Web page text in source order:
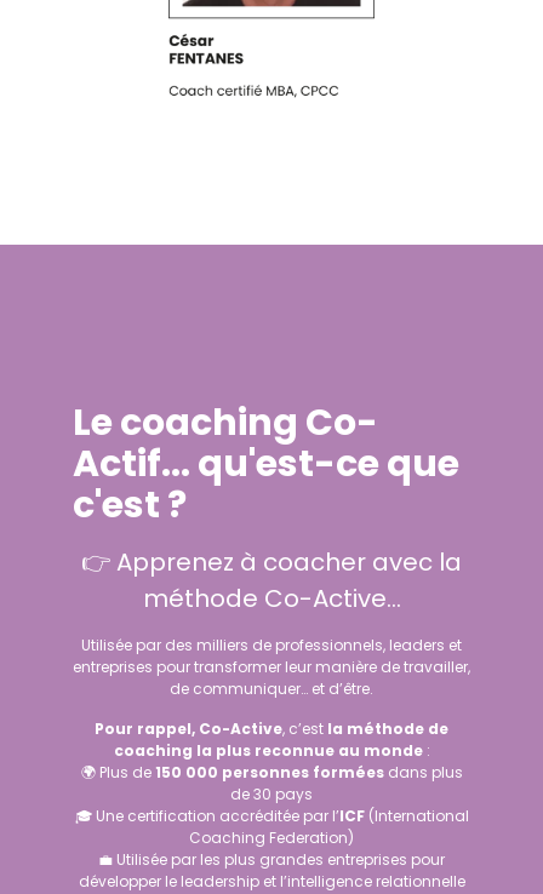
Le coaching Co-
Actif... qu'est-ce que
c'est ?
👉 Apprenez à coacher avec la
méthode Co-Active...
Utilisée par des milliers de professionnels, leaders et
entreprises pour transformer leur manière de travailler,
de communiquer… et d’être.
Pour rappel, Co-Active, c’est la méthode de
coaching la plus reconnue au monde:
🌍 Plus de 150 000 personnes forméesdans plus
de 30 pays
🎓 Une certification accréditée par l’ICF(International
Coaching Federation)
💼 Utilisée par les plus grandes entreprises pour
développer le leadership et l’intelligence relationnelle